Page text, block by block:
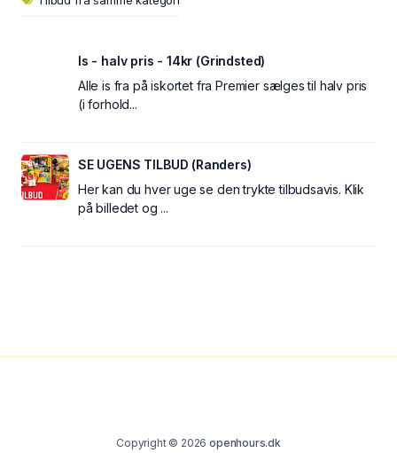
Is - halv pris - 14kr (Grindsted)
Alle is fra på iskortet fra Premier sælges til halv pris
(i forhold...
SE UGENS TILBUD (Randers)
Her kan du hver uge se den trykte tilbudsavis. Klik
på billedet og ...
Copyright © 2026openhours.dk